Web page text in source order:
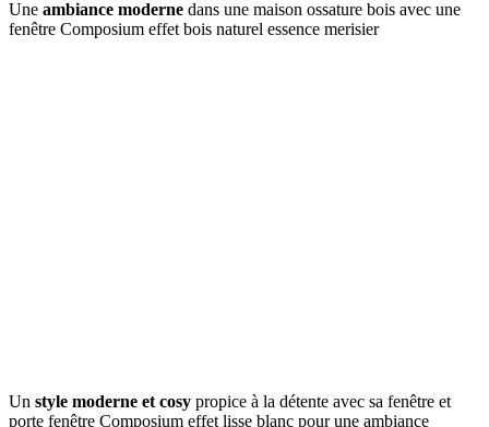
Une ambiance moderne dans une maison ossature bois avec une
fenêtre Composium effet bois naturel essence merisier
Un style moderne et cosy propice à la détente avec sa fenêtre et
porte fenêtre Composium effet lisse blanc pour une ambiance